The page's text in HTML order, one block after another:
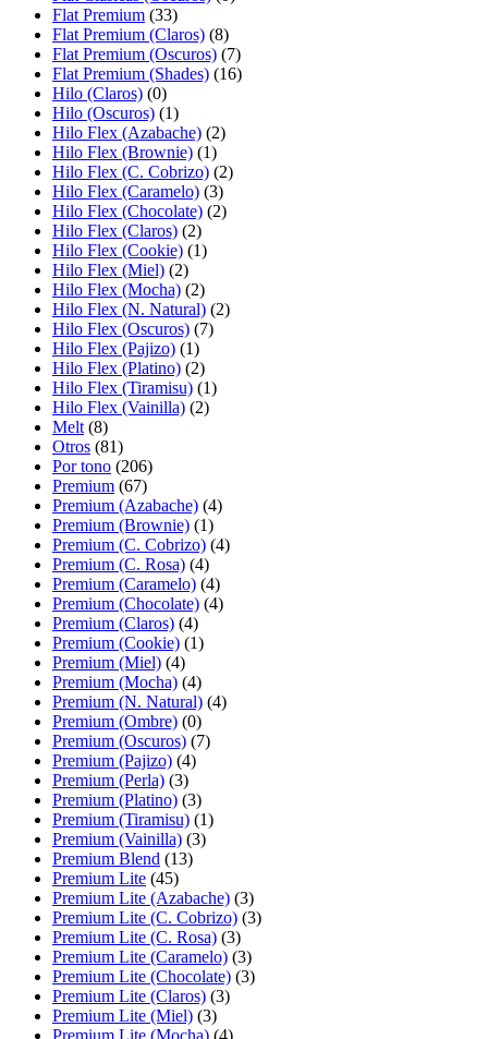
Flat Premium (33)
Flat Premium (Claros) (8)
Flat Premium (Oscuros) (7)
Flat Premium (Shades) (16)
Hilo (Claros) (0)
Hilo (Oscuros) (1)
Hilo Flex (Azabache) (2)
Hilo Flex (Brownie) (1)
Hilo Flex (C. Cobrizo) (2)
Hilo Flex (Caramelo) (3)
Hilo Flex (Chocolate) (2)
Hilo Flex (Claros) (2)
Hilo Flex (Cookie) (1)
Hilo Flex (Miel) (2)
Hilo Flex (Mocha) (2)
Hilo Flex (N. Natural) (2)
Hilo Flex (Oscuros) (7)
Hilo Flex (Pajizo) (1)
Hilo Flex (Platino) (2)
Hilo Flex (Tiramisu) (1)
Hilo Flex (Vainilla) (2)
Melt (8)
Otros (81)
Por tono (206)
Premium (67)
Premium (Azabache) (4)
Premium (Brownie) (1)
Premium (C. Cobrizo) (4)
Premium (C. Rosa) (4)
Premium (Caramelo) (4)
Premium (Chocolate) (4)
Premium (Claros) (4)
Premium (Cookie) (1)
Premium (Miel) (4)
Premium (Mocha) (4)
Premium (N. Natural) (4)
Premium (Ombre) (0)
Premium (Oscuros) (7)
Premium (Pajizo) (4)
Premium (Perla) (3)
Premium (Platino) (3)
Premium (Tiramisu) (1)
Premium (Vainilla) (3)
Premium Blend (13)
Premium Lite (45)
Premium Lite (Azabache) (3)
Premium Lite (C. Cobrizo) (3)
Premium Lite (C. Rosa) (3)
Premium Lite (Caramelo) (3)
Premium Lite (Chocolate) (3)
Premium Lite (Claros) (3)
Premium Lite (Miel) (3)
Premium Lite (Mocha) (4)